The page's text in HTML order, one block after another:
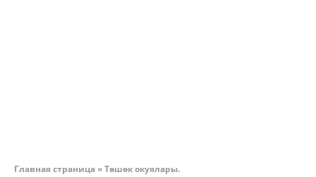
Главная страница »Төшөк окуялары.